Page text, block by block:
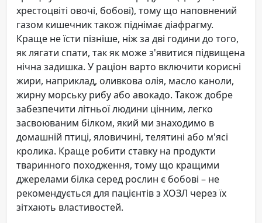
хрестоцвіті овочі, бобові), тому що наповнений
газом кишечник також піднімає діафрагму.
Краще не їсти пізніше, ніж за дві години до того,
як лягати спати, так як може з'явитися підвищена
нічна задишка. У раціон варто включити корисні
жири, наприклад, оливкова олія, масло каноли,
жирну морську рибу або авокадо. Також добре
забезпечити літньої людини цінним, легко
засвоюваним білком, який ми знаходимо в
домашній птиці, яловичині, телятині або м'ясі
кролика. Краще робити ставку на продукти
тваринного походження, тому що кращими
джерелами білка серед рослин є бобові – не
рекомендується для пацієнтів з ХОЗЛ через їх
зітхають властивостей.